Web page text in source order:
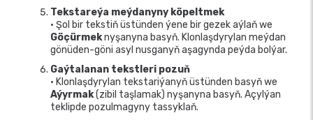
Tekstareýa meýdanyny köpeltmek
• Şol bir tekstiň üstünden ýene bir gezek aýlaň we
Göçürmeknyşanyna basyň. Klonlaşdyrylan meýdan
gönüden-göni asyl nusganyň aşagynda peýda bolýar.
Gaýtalanan tekstleri pozuň
• Klonlaşdyrylan tekstariýanyň üstünden basyň we
Aýyrmak(zibil taşlamak) nyşanyna basyň. Açylýan
teklipde pozulmagyny tassyklaň.